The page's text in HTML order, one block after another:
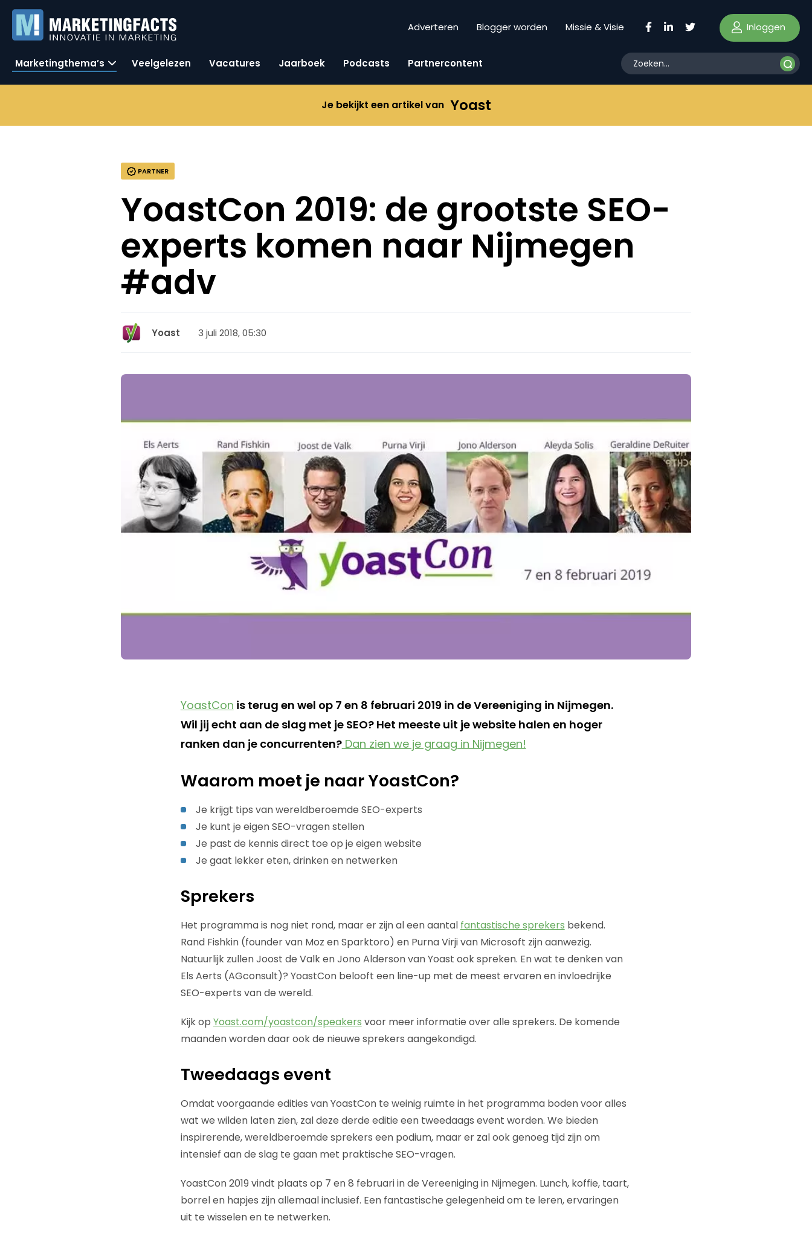
Adverteren Blogger worden Missie & Visie Inloggen
Marketingthema’s Veelgelezen Vacatures Jaarboek Podcasts Partnercontent
Je bekijkt een artikel van Yoast
PARTNER
YoastCon 2019: de grootste SEO-
experts komen naar Nijmegen
#adv
Yoast 3 juli 2018, 05:30
YoastCon is terug en wel op 7 en 8 februari 2019 in de Vereeniging in Nijmegen.
Wil jij echt aan de slag met je SEO? Het meeste uit je website halen en hoger
ranken dan je concurrenten?Dan zien we je graag in Nijmegen!
Waarom moet je naar YoastCon?
Je krijgt tips van wereldberoemde SEO-experts
Je kunt je eigen SEO-vragen stellen
Je past de kennis direct toe op je eigen website
Je gaat lekker eten, drinken en netwerken
Sprekers
Het programma is nog niet rond, maar er zijn al een aantal fantastische sprekers bekend.
Rand Fishkin (founder van Moz en Sparktoro) en Purna Virji van Microsoft zijn aanwezig.
Natuurlijk zullen Joost de Valk en Jono Alderson van Yoast ook spreken. En wat te denken van
Els Aerts (AGconsult)? YoastCon belooft een line-up met de meest ervaren en invloedrijke
SEO-experts van de wereld.
Kijk op Yoast.com/yoastcon/speakers voor meer informatie over alle sprekers. De komende
maanden worden daar ook de nieuwe sprekers aangekondigd.
Tweedaags event
Omdat voorgaande edities van YoastCon te weinig ruimte in het programma boden voor alles
wat we wilden laten zien, zal deze derde editie een tweedaags event worden. We bieden
inspirerende, wereldberoemde sprekers een podium, maar er zal ook genoeg tijd zijn om
intensief aan de slag te gaan met praktische SEO-vragen.
YoastCon 2019 vindt plaats op 7 en 8 februari in de Vereeniging in Nijmegen. Lunch, koffie, taart,
borrel en hapjes zijn allemaal inclusief. Een fantastische gelegenheid om te leren, ervaringen
uit te wisselen en te netwerken.